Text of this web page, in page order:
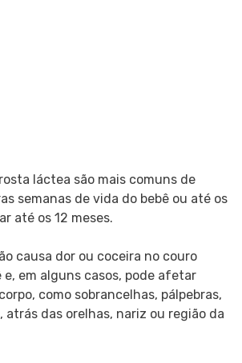
láctea são mais comuns de
semanas de vida do bebê ou até os
até os 12 meses.
causa dor ou coceira no couro
e, em alguns casos, pode afetar
como sobrancelhas, pálpebras,
atrás das orelhas, nariz ou região da